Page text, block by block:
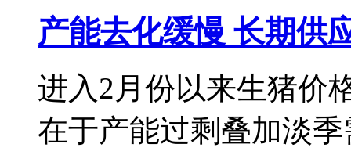
产能去化缓慢 长期供
进入2月份以来生猪价
在于产能过剩叠加淡